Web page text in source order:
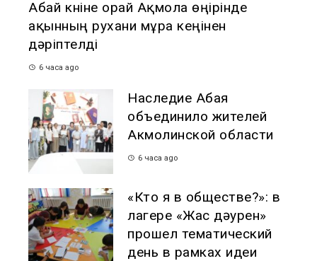
Абай күніне орай Ақмола өңірінде
ақынның рухани мұра кеңінен
дәріптелді
6 часа ago
Наследие Абая
объединило жителей
Акмолинской области
6 часа ago
«Кто я в обществе?»: в
лагере «Жас дәурен»
прошел тематический
день в рамках идеи